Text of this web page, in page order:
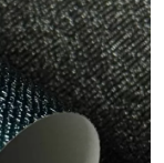
de fibra de
claros y de